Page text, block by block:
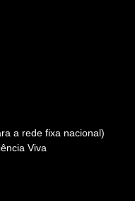
a rede fixa nacional)
Viva